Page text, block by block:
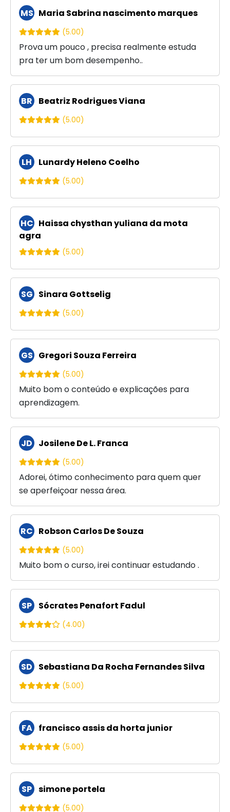
MS Maria Sabrina nascimento marques
(5.00)
Prova um pouco , precisa realmente estuda
pra ter um bom desempenho..
BR Beatriz Rodrigues Viana
(5.00)
LH Lunardy Heleno Coelho
(5.00)
HC Haissa chysthan yuliana da mota
agra
(5.00)
SG Sinara Gottselig
(5.00)
GS Gregori Souza Ferreira
(5.00)
Muito bom o conteúdo e explicações para
aprendizagem.
JD Josilene De L. Franca
(5.00)
Adorei, ótimo conhecimento para quem quer
se aperfeiçoar nessa área.
RC Robson Carlos De Souza
(5.00)
Muito bom o curso, irei continuar estudando .
SP Sócrates Penafort Fadul
(4.00)
SD Sebastiana Da Rocha Fernandes Silva
(5.00)
FA francisco assis da horta junior
(5.00)
SP simone portela
(5.00)